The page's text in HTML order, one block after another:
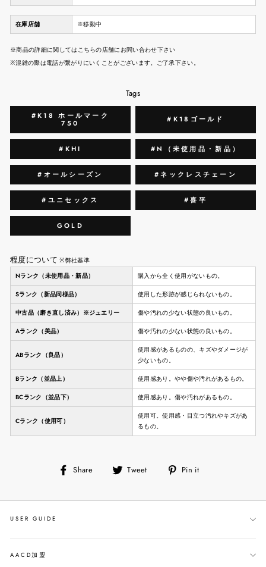
在庫店舗 ※移動中
※商品の詳細に関してはこちらの店舗にお問い合わせ下さい
※混雑の際は電話が繋がりにいくことがございます。ご了承下さい。
Tags
#K18 ホールマーク
750
#K18ゴールド
#KHI #N（未使用品・新品）
#オールシーズン #ネックレスチェーン
#ユニセックス #喜平
GOLD
程度について ※弊社基準
Nランク（未使用品・新品）
購入から全く使用がないもの。
Sランク（新品同様品） 使用した形跡が感じられないもの。
中古品（磨き直し済み）※ジュエリー 傷や汚れの少ない状態の良いもの。
Aランク（美品） 傷や汚れの少ない状態の良いもの。
ABランク（良品）
使用感があるものの、キズやダメージが
少ないもの。
Bランク（並品上） 使用感あり。やや傷や汚れがあるもの。
BCランク（並品下） 使用感あり。傷や汚れがあるもの。
Cランク（使用可）
使用可。使用感・目立つ汚れやキズがあ
るもの。
Share
Share Tweet
Tweet Pin it
USER GUIDE
AACD加盟